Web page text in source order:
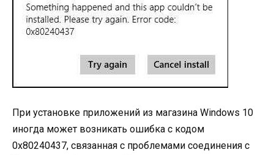
При установке приложений из магазина Windows 10
иногда может возникать ошибка с кодом
0x80240437, связанная с проблемами соединения с